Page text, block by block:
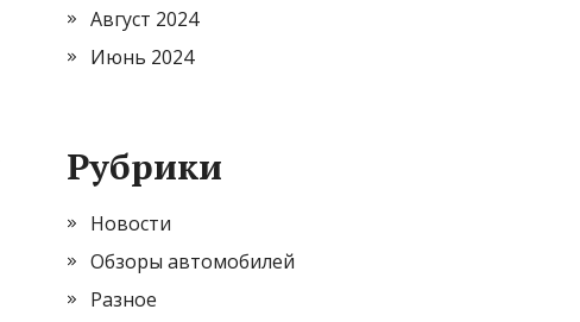
Август 2024
Июнь 2024
Рубрики
Новости
Обзоры автомобилей
Разное